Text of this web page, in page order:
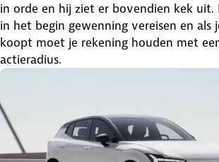
in orde en hij ziet er bovendien kek uit.
in het begin gewenning vereisen en als
koopt moet je rekening houden met
actieradius.